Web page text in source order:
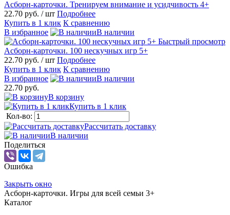
Асборн-карточки. Тренируем внимание и усидчивость 4+
22.70 руб. / шт Подробнее
Купить в 1 клик К сравнению
В избранное
В наличии
Быстрый просмотр
Асборн-карточки. 100 нескучных игр 5+
22.70 руб. / шт Подробнее
Купить в 1 клик К сравнению
В избранное
В наличии
22.70 руб.
В корзину
Купить в 1 клик
Кол-во:
Рассчитать доставку
В наличии
Поделиться
Ошибка
Закрыть окно
Асборн-карточки. Игры для всей семьи 3+
Каталог